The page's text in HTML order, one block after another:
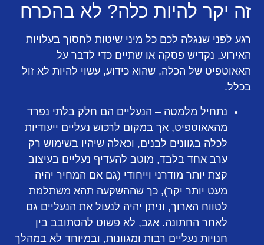
זה יקר להיות כלה? לא בהכרח
רגע לפני שנגלה לכם כל מיני שיטות לחסוך בעלויות
האירוע, נקדיש פסקה או שתיים כדי לדבר על
האאוטפיט של הכלה, שהוא כידוע, עשוי להיות לא זול
בכלל.
נתחיל מלמטה – הנעליים הם חלק בלתי נפרד
מהאאוטפיט, אך במקום לרכוש נעליים ייעודיות
לכלה בגוונים לבנים, וכאלה שיהיו בשימוש רק
ערב אחד בלבד, מוטב להעדיף נעליים בעיצוב
קצת יותר מודרני וייחודי (גם אם המחיר יהיה
מעט יותר יקר), כך שההשקעה תהא משתלמת
לטווח הארוך, וניתן יהיה לנעול את הנעליים גם
לאחר החתונה. אגב, לא פשוט להסתובב בין
חנויות נעליים רבות ומגוונות, ובמיוחד לא במהלך